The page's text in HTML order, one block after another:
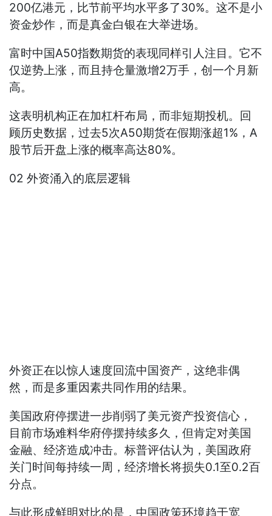
200亿港元，比节前平均水平多了30%。这不是小
资金炒作，而是真金白银在大举进场。
富时中国A50指数期货的表现同样引人注目。它不
仅逆势上涨，而且持仓量激增2万手，创一个月新
高。
这表明机构正在加杠杆布局，而非短期投机。回
顾历史数据，过去5次A50期货在假期涨超1%，A
股节后开盘上涨的概率高达80%。
02 外资涌入的底层逻辑
外资正在以惊人速度回流中国资产，这绝非偶
然，而是多重因素共同作用的结果。
美国政府停摆进一步削弱了美元资产投资信心，
目前市场难料华府停摆持续多久，但肯定对美国
金融、经济造成冲击。标普评估认为，美国政府
关门时间每持续一周，经济增长将损失0.1至0.2百
分点。
与此形成鲜明对比的是，中国政策环境趋于宽